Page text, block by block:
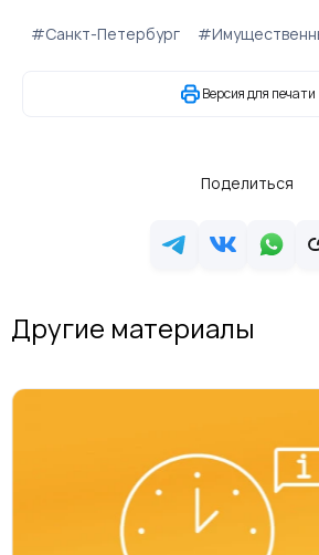
#Санкт-Петербург
Версия для печати
Поделиться
Другие материалы